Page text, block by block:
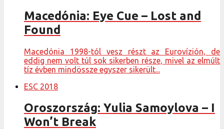
Macedónia: Eye Cue – Lost and
Found
Macedónia 1998-tól vesz részt az Eurovízión, de
eddig nem volt túl sok sikerben része, mivel az elmúlt
tíz évben mindössze egyszer sikerült...
ESC 2018
Oroszország: Yulia Samoylova – I
Won’t Break